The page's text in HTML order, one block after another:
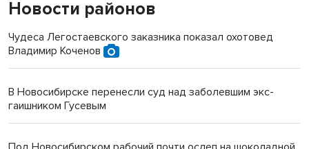
Новости районов
Чудеса Легостаевского заказника показал охотовед
Владимир Коченов
В Новосибирске перенесли суд над заболевшим экс-
гаишником Гусевым